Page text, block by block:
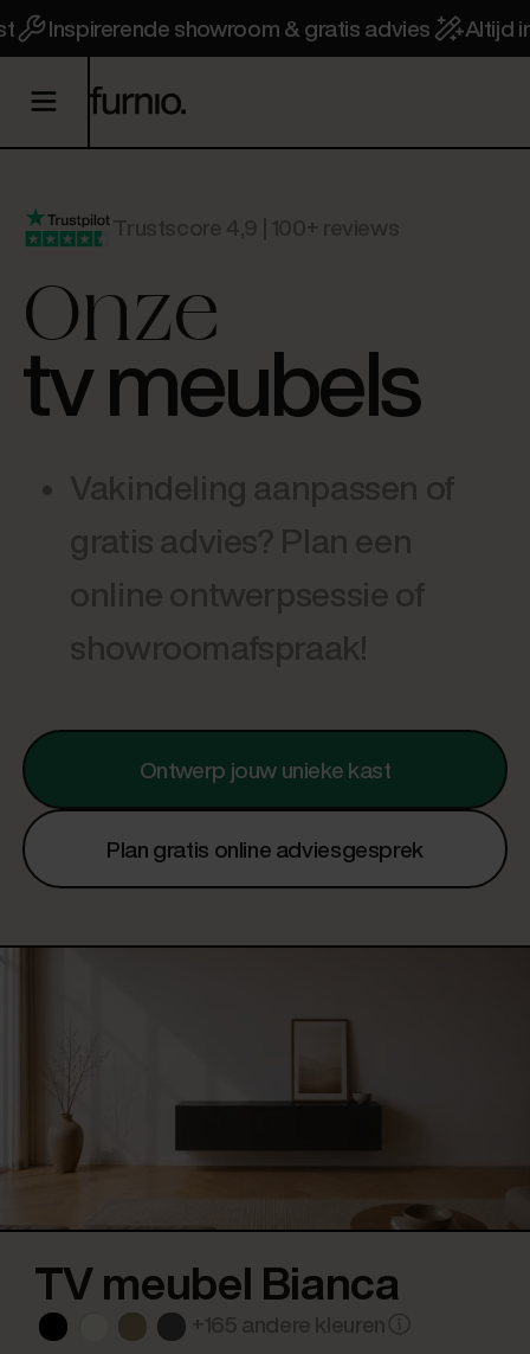
Inspirerende showroom & gratis advies Altijd
Trustscore 4,9 | 100+ reviews
Onze
tv meubels
Vakindeling aanpassen of
gratis advies? Plan een
online ontwerpsessie of
showroomafspraak!
Ontwerp jouw unieke kast
Plan gratis online adviesgesprek
TV meubel Bianca
+165 andere kleuren